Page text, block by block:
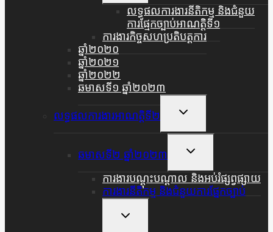
Menu
លទ្ធផលការងារនីតិកម្ម និងជំនួយ
ការផ្មែកច្បាប់អាណត្តិទី១
ការងារកិច្ចសហប្រតិបត្តការ
ឆ្នាំ២០២០
ឆ្នាំ២០២១
ឆ្នាំ២០២២
ឆមាសទី១ ឆ្នាំ២០២៣
លទ្ធផលការងារអាណត្តិទី២
Toggle
Menu
ឆមាសទី២ ឆ្នាំ២០២៣
Toggle
Menu
ការងារបណ្តុះបណ្តាល និងអប់រំផ្សព្វផ្សាយ
ការងារនីតិកម្ម និងជំនួយការផ្នែកច្បាប់
Toggle